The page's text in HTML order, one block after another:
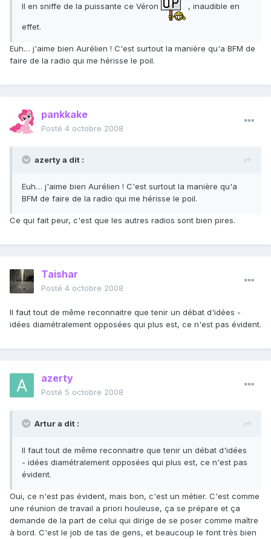
Il en sniffe de la puissante ce Véron , inaudible en
effet.
Euh… j'aime bien Aurélien ! C'est surtout la manière qu'a BFM de
faire de la radio qui me hérisse le poil.
pankkake
Posté 4 octobre 2008
azerty a dit :
Euh… j'aime bien Aurélien ! C'est surtout la manière qu'a
BFM de faire de la radio qui me hérisse le poil.
Ce qui fait peur, c'est que les autres radios sont bien pires.
Taishar
Posté 4 octobre 2008
Il faut tout de même reconnaitre que tenir un débat d'idées -
idées diamétralement opposées qui plus est, ce n'est pas évident.
azerty
Posté 5 octobre 2008
Artur a dit :
Il faut tout de même reconnaitre que tenir un débat d'idées
- idées diamétralement opposées qui plus est, ce n'est pas
évident.
Oui, ce n'est pas évident, mais bon, c'est un métier. C'est comme
une réunion de travail a priori houleuse, ça se prépare et ça
demande de la part de celui qui dirige de se poser comme maître
à bord. C'est le job de tas de gens, et beaucoup le font très bien